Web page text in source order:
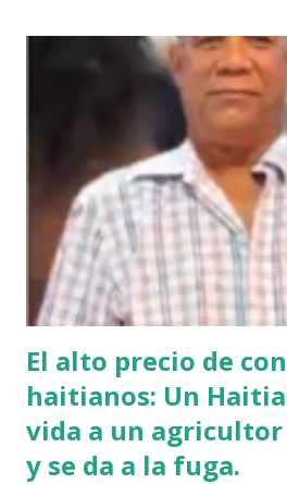
El alto precio de
haitianos: Un
vida a un
y se da a la fuga.